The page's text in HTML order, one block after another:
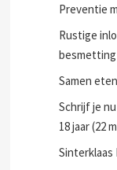
Preventie
Rustige
Samen
Schrijf je
18 jaar (22
Sinterklaas